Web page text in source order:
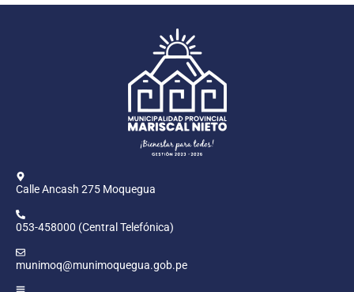
Calle Ancash 275 Moquegua
053-458000 (Central Telefónica)
munimoq@munimoquegua.gob.pe